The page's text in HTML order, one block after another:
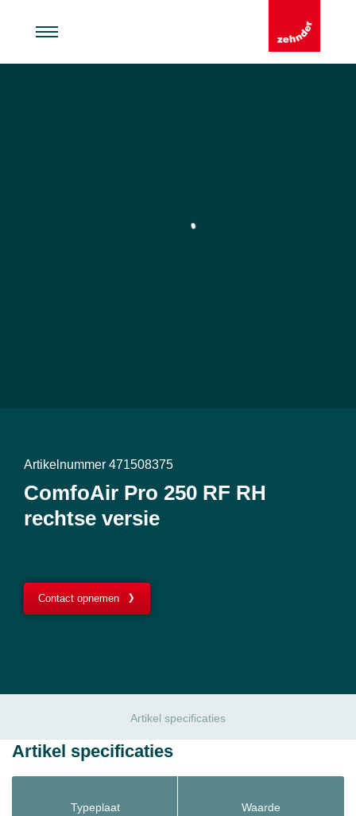
Artikelnummer 471508375
ComfoAir Pro 250 RF RH
rechtse versie
Contact opnemen
Artikel specificaties
Artikel specificaties
Typeplaat Waarde